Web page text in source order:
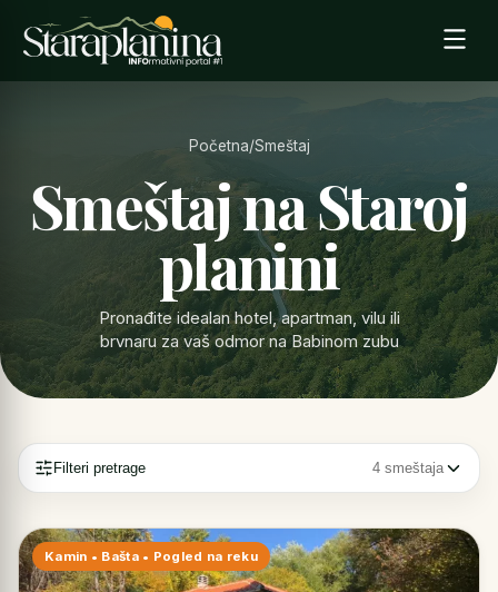
Početna/Smeštaj
Smeštaj na Staroj
planini
Pronađite idealan hotel, apartman, vilu ili
brvnaru za vaš odmor na Babinom zubu
Filteri pretrage 4 smeštaja
Kamin • Bašta • Pogled na reku